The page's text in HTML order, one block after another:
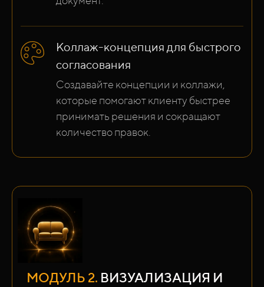
Коллаж-концепция для быстрого
согласования
Создавайте концепции и коллажи,
которые помогают клиенту быстрее
принимать решения и сокращают
количество правок.
МОДУЛЬ 2. ВИЗУАЛИЗАЦИЯ И